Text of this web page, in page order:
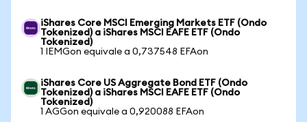
iShares Core MSCI Emerging Markets ETF (Ondo
Tokenized) a iShares MSCI EAFE ETF (Ondo
Tokenized)
1 IEMGon equivale a 0,737548 EFAon
iShares Core US Aggregate Bond ETF (Ondo
Tokenized) a iShares MSCI EAFE ETF (Ondo
Tokenized)
1 AGGon equivale a 0,920088 EFAon